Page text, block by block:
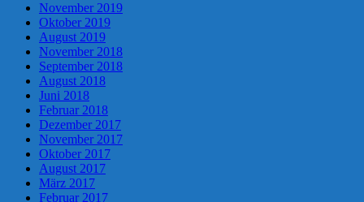
November 2019
Oktober 2019
August 2019
November 2018
September 2018
August 2018
Juni 2018
Februar 2018
Dezember 2017
November 2017
Oktober 2017
August 2017
März 2017
Februar 2017